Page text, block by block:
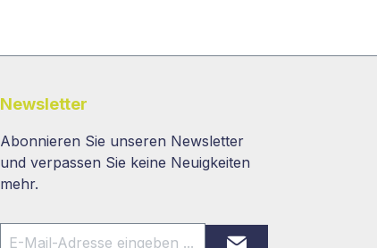
Newsletter
Abonnieren Sie unseren Newsletter
und verpassen Sie keine Neuigkeiten
mehr.